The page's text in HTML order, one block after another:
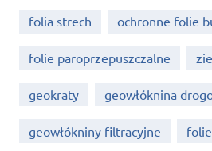
folia strech ochronne folie
folie paroprzepuszczalne
geokraty geowłóknina
geowłókniny filtracyjne